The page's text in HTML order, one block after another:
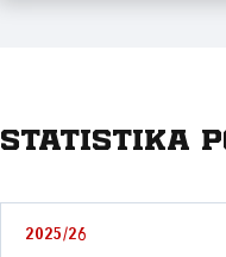
Statistika
2025/26